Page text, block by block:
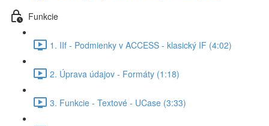
Funkcie
1. IIf - Podmienky v ACCESS - klasický IF (4:02)
2. Úprava údajov - Formáty (1:18)
3. Funkcie - Textové - UCase (3:33)